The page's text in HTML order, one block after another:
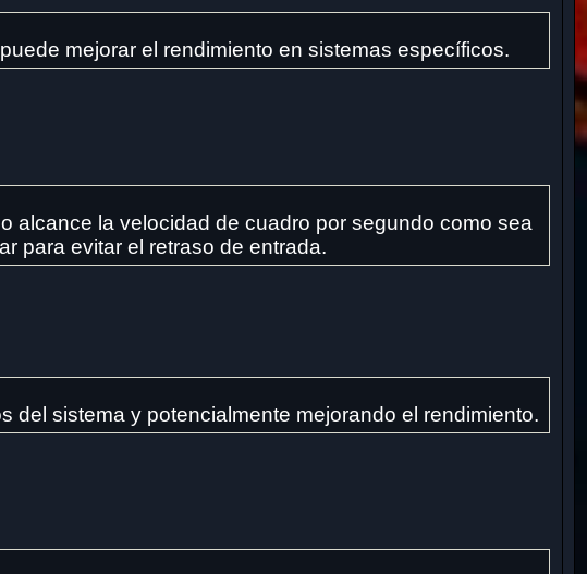
mejorar el rendimiento en sistemas específicos.
alcance la velocidad de cuadro por segundo como sea
para evitar el retraso de entrada.
del sistema y potencialmente mejorando el rendimiento.